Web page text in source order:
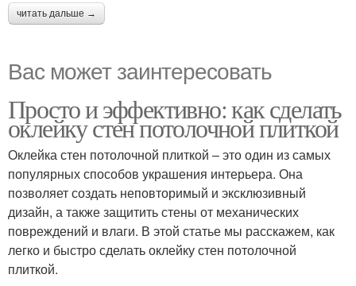
читать дальше →
Вас может заинтересовать
Просто и эффективно: как сделать
оклейку стен потолочной плиткой
Оклейка стен потолочной плиткой – это один из самых
популярных способов украшения интерьера. Она
позволяет создать неповторимый и эксклюзивный
дизайн, а также защитить стены от механических
повреждений и влаги. В этой статье мы расскажем, как
легко и быстро сделать оклейку стен потолочной
плиткой.